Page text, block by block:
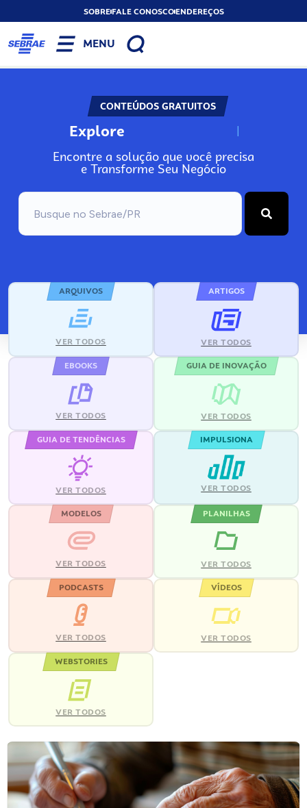
SOBREFALE CONOSCOENDEREÇOS
MENU
CONTEÚDOS GRATUITOS
Explore N
Encontre a solução que você precisa
e Transforme Seu Negócio
ARQUIVOS
VER TODOS
ARTIGOS
VER TODOS
EBOOKS
VER TODOS
GUIA DE INOVAÇÃO
VER TODOS
GUIA DE TENDÊNCIAS
VER TODOS
IMPULSIONA
VER TODOS
MODELOS
VER TODOS
PLANILHAS
VER TODOS
PODCASTS
VER TODOS
VÍDEOS
VER TODOS
WEBSTORIES
VER TODOS